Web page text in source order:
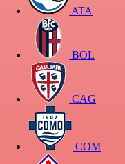
ATA
BOL
CAG
COM